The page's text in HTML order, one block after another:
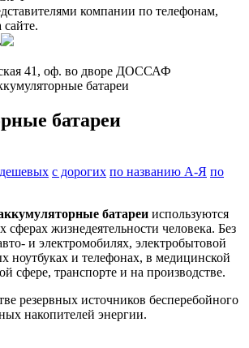
компании по телефонам,
41, оф. во дворе ДОССАФ
батареи
батареи
с дорогих по названию А-Я по
батареи используются
сферах жизнедеятельности человека. Без
и электромобилях, электробытовой
ноутбуках и телефонах, в медицинской
сфере, транспорте и на производстве.
резервных источников бесперебойного
накопителей энергии.